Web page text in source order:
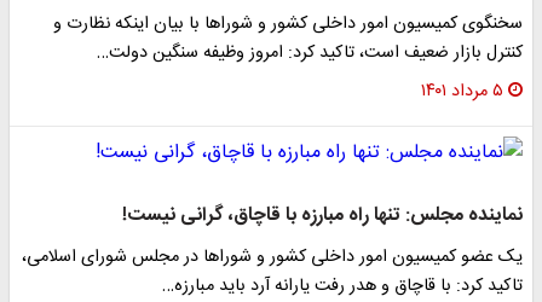
سخنگوی کمیسیون امور داخلی کشور و شوراها با بیان اینکه نظارت و
کنترل بازار ضعیف است، تاکید کرد: امروز وظیفه سنگین دولت…
۵ مرداد ۱۴۰۱
نماینده مجلس: تنها راه مبارزه با قاچاق، گرانی نیست!
یک عضو ‌کمیسیون امور داخلی کشور و شوراها در مجلس شورای اسلامی،
تاکید کرد: با قاچاق و هدر رفت ‎یارانه آرد باید مبارزه…